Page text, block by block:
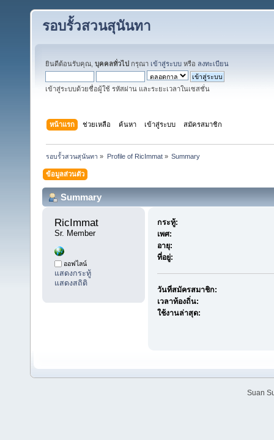
รอบรั้วสวนสุนันทา
ยินดีต้อนรับคุณ, บุคคลทั่วไป กรุณา เข้าสู่ระบบ หรือ ลงทะเบียน
เข้าสู่ระบบด้วยชื่อผู้ใช้ รหัสผ่าน และระยะเวลาในเซสชั่น
หน้าแรก ช่วยเหลือ ค้นหา เข้าสู่ระบบ สมัครสมาชิก
รอบรั้วสวนสุนันทา » Profile of RicImmat» Summary
ข้อมูลส่วนตัว
Summary
RicImmat
Sr. Member
ออฟไลน์
แสดงกระทู้
แสดงสถิติ
กระทู้:
เพศ:
อายุ:
ที่อยู่:
วันที่สมัครสมาชิก:
เวลาท้องถิ่น:
ใช้งานล่าสุด:
Suan